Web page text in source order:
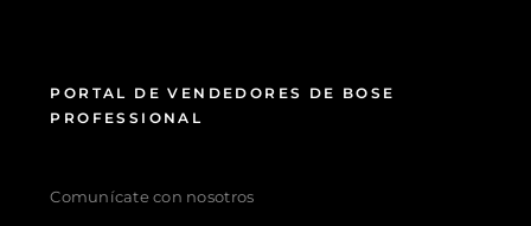
PORTAL DE VENDEDORES DE BOSE
PROFESSIONAL
Comunícate con nosotros